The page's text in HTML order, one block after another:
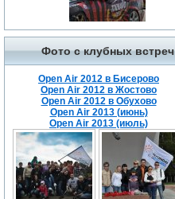
Фото с клубных встреч
Open Air 2012 в Бисерово
Open Air 2012 в Жостово
Open Air 2012 в Обухово
Open Air 2013 (июнь)
Open Air 2013 (июль)